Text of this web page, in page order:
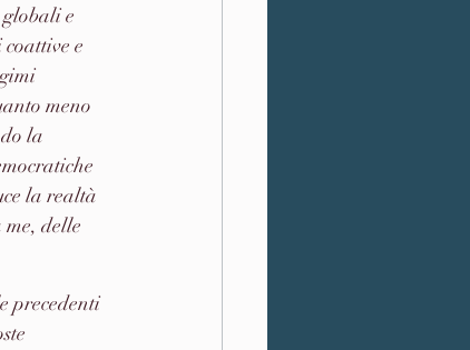
e
e
meno
la
la realtà
delle
precedenti